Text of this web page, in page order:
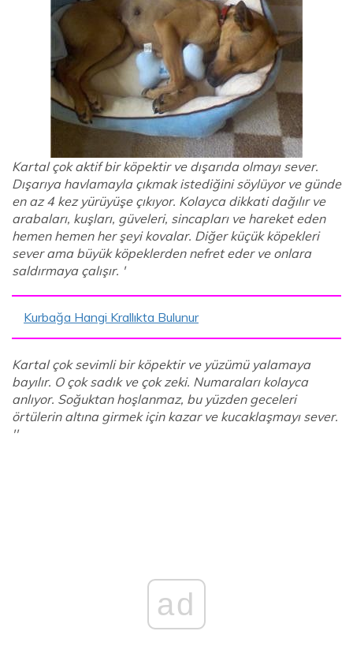
Kartal çok aktif bir köpektir ve dışarıda olmayı sever.
Dışarıya havlamayla çıkmak istediğini söylüyor ve günde
en az 4 kez yürüyüşe çıkıyor. Kolayca dikkati dağılır ve
arabaları, kuşları, güveleri, sincapları ve hareket eden
hemen hemen her şeyi kovalar. Diğer küçük köpekleri
sever ama büyük köpeklerden nefret eder ve onlara
saldırmaya çalışır. '
Kurbağa Hangi Krallıkta Bulunur
Kartal çok sevimli bir köpektir ve yüzümü yalamaya
bayılır. O çok sadık ve çok zeki. Numaraları kolayca
anlıyor. Soğuktan hoşlanmaz, bu yüzden geceleri
örtülerin altına girmek için kazar ve kucaklaşmayı sever.
''
ad